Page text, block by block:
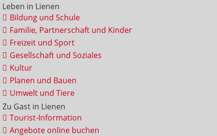
Leben in Lienen
Bildung und Schule
Familie, Partnerschaft und Kinder
Freizeit und Sport
Gesellschaft und Soziales
Kultur
Planen und Bauen
Umwelt und Tiere
Zu Gast in Lienen
Tourist-Information
Angebote online buchen